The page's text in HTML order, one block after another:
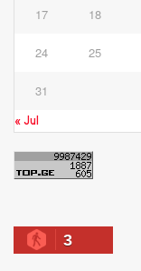
17 18
24 25
31
« Jul
3